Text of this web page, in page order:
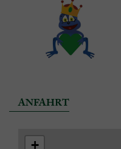
ANFAHRT
+